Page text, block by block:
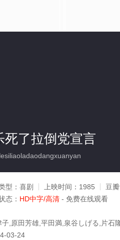
死了拉倒党宣言
型： 喜剧 上映时间： 1985 豆
态： HD中字/高清 - 免费在线观看
子,原田芳雄,平田満,泉谷しげる,片石
03-24